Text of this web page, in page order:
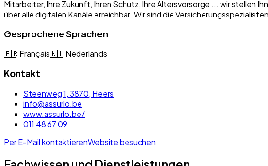
Mitarbeiter, Ihre Zukunft, Ihren Schutz, Ihre Altersvorsorge ... wir stellen
über alle digitalen Kanäle erreichbar. Wir sind die
Gesprochene Sprachen
🇫🇷Français🇳🇱Nederlands
Kontakt
Steenweg 1, 3870, Heers
info@assurlo.be
www.assurlo.be/
011 48 67 09
Per E-Mail kontaktierenWebsite besuchen